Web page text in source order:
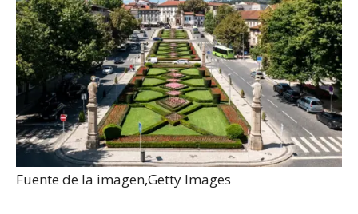
Fuente de la imagen,Getty Images